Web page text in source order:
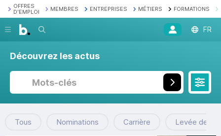
OFFRES
D'EMPLOI
MEMBRES ENTREPRISES MÉTIERS FORMATIONS
Recherche FR
Découvrez les actus
Tous Nominations Carrière Levée de